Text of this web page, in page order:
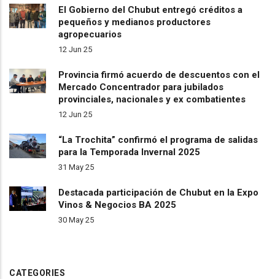
El Gobierno del Chubut entregó créditos a
pequeños y medianos productores
agropecuarios
12 Jun 25
Provincia firmó acuerdo de descuentos con el
Mercado Concentrador para jubilados
provinciales, nacionales y ex combatientes
12 Jun 25
“La Trochita” confirmó el programa de salidas
para la Temporada Invernal 2025
31 May 25
Destacada participación de Chubut en la Expo
Vinos & Negocios BA 2025
30 May 25
CATEGORIES